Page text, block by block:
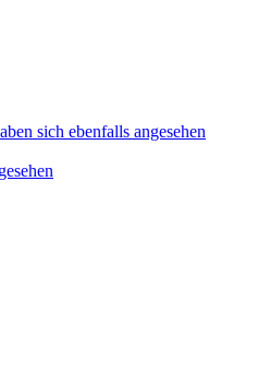
sich ebenfalls angesehen